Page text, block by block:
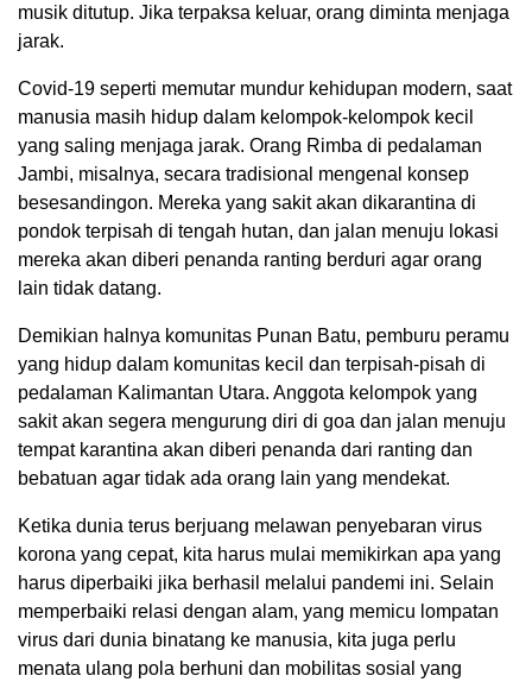
musik ditutup. Jika terpaksa keluar, orang diminta menjaga
jarak.
Covid-19 seperti memutar mundur kehidupan modern, saat
manusia masih hidup dalam kelompok-kelompok kecil
yang saling menjaga jarak. Orang Rimba di pedalaman
Jambi, misalnya, secara tradisional mengenal konsep
besesandingon. Mereka yang sakit akan dikarantina di
pondok terpisah di tengah hutan, dan jalan menuju lokasi
mereka akan diberi penanda ranting berduri agar orang
lain tidak datang.
Demikian halnya komunitas Punan Batu, pemburu peramu
yang hidup dalam komunitas kecil dan terpisah-pisah di
pedalaman Kalimantan Utara. Anggota kelompok yang
sakit akan segera mengurung diri di goa dan jalan menuju
tempat karantina akan diberi penanda dari ranting dan
bebatuan agar tidak ada orang lain yang mendekat.
Ketika dunia terus berjuang melawan penyebaran virus
korona yang cepat, kita harus mulai memikirkan apa yang
harus diperbaiki jika berhasil melalui pandemi ini. Selain
memperbaiki relasi dengan alam, yang memicu lompatan
virus dari dunia binatang ke manusia, kita juga perlu
menata ulang pola berhuni dan mobilitas sosial yang